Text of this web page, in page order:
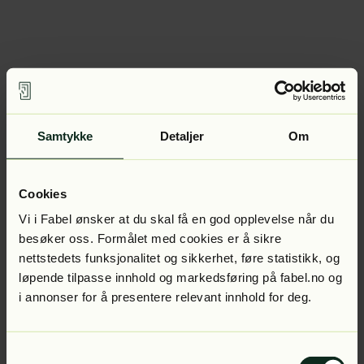
Samtykke Detaljer Om
Cookies
Vi i Fabel ønsker at du skal få en god opplevelse når du
besøker oss. Formålet med cookies er å sikre
nettstedets funksjonalitet og sikkerhet, føre statistikk, og
løpende tilpasse innhold og markedsføring på fabel.no og
i annonser for å presentere relevant innhold for deg.